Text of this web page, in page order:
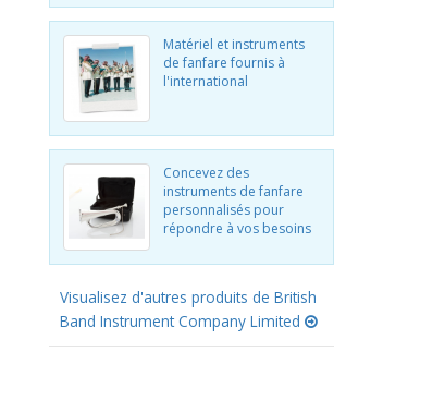
Matériel et instruments
de fanfare fournis à
l'international
Concevez des
instruments de fanfare
personnalisés pour
répondre à vos besoins
Visualisez d'autres produits de British
Band Instrument Company Limited